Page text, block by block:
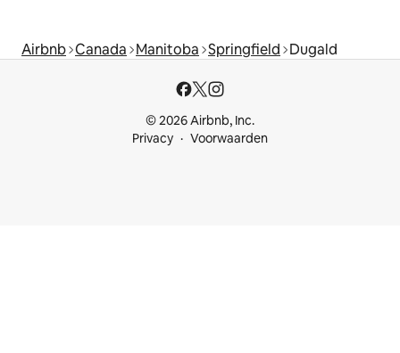
Airbnb Canada Manitoba Springfield Dugald
© 2026 Airbnb, Inc.
Privacy
Voorwaarden